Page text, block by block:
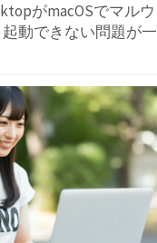
がmacOSでマルウ
動できない問題が一